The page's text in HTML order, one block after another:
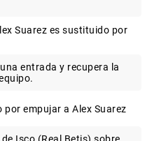
Suarez es sustituido por
entrada y recupera la
por empujar a Alex Suarez